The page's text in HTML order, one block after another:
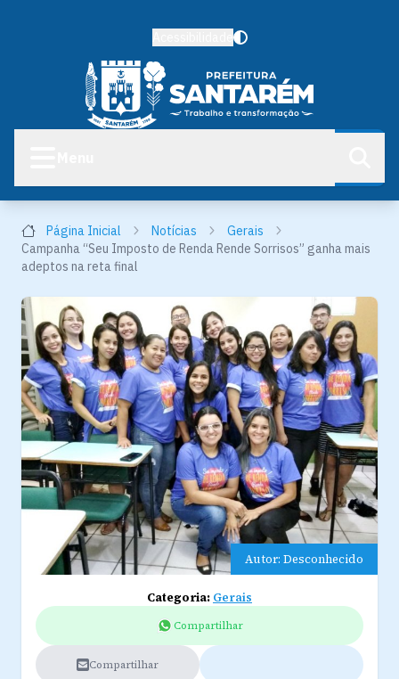
Página Inicial Notícias
Gerais
Campanha “Seu Imposto de Renda Rende Sorrisos” ganha mais
adeptos na reta final
Autor: Desconhecido
Categoria: Gerais
Compartilhar
Compartilhar